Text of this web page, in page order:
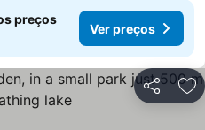
preços
Ver preços
Partilhar